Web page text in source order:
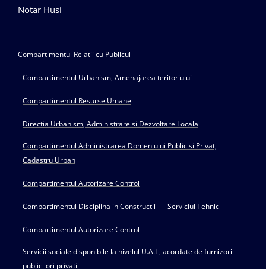
Notar Husi
Compartimentul Relatii cu Publicul
Compartimentul Urbanism, Amenajarea teritoriului
Compartimentul Resurse Umane
Directia Urbanism, Administrare si Dezvoltare Locala
Compartimentul Administrarea Domeniului Public si Privat,
Cadastru Urban
Compartimentul Autorizare Control
Compartimentul Disciplina in Constructii Serviciul Tehnic
Compartimentul Autorizare Control
Servicii sociale disponibile la nivelul U.A.T, acordate de furnizori
publici ori privati